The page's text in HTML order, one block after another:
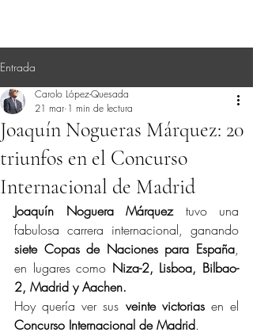
Entrada
Joaquín Nogueras Márquez: 20
triunfos en el Concurso
Internacional de Madrid
Carolo López-Quesada
21 mar 1 min de lectura
Joaquín Noguera Márquez tuvo una
siete Copas de Naciones para España,
en lugares como Niza-2, Lisboa, Bilbao-
2, Madrid y Aachen.
Hoy quería ver sus veinte victorias
Concurso Internacional de Madrid.